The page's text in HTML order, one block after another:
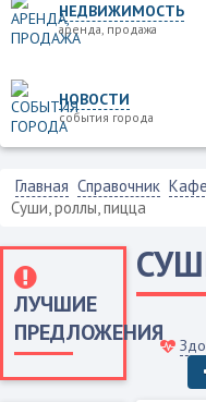
НЕДВИЖИМОСТЬ
аренда, продажа
НОВОСТИ
события города
Главная Справочник
Суши, роллы, пицца
ЛУЧШИЕ
ПРЕДЛОЖЕНИЯ